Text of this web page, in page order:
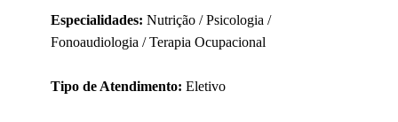
Especialidades: Nutrição / Psicologia /
Fonoaudiologia / Terapia Ocupacional
Tipo de Atendimento: Eletivo